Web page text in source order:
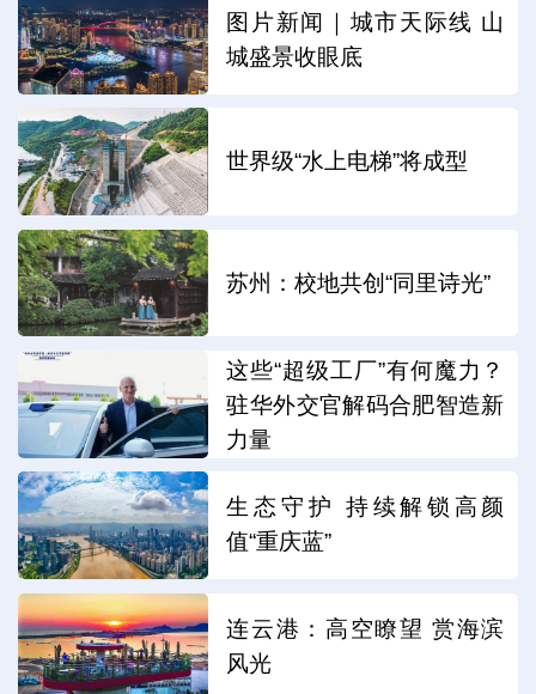
图片新闻｜城市天际线 山
城盛景收眼底
世界级“水上电梯”将成型
苏州：校地共创“同里诗光”
这些“超级工厂”有何魔力？
驻华外交官解码合肥智造新
力量
生态守护 持续解锁高颜
值“重庆蓝”
连云港：高空瞭望 赏海滨
风光